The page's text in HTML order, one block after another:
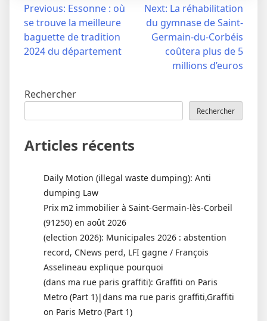
Navigation
l’article
Previous: Essonne : où
se trouve la meilleure
baguette de tradition
2024 du département
Next: La réhabilitation
du gymnase de Saint-
Germain-du-Corbéis
coûtera plus de 5
millions d’euros
Rechercher
Rechercher
Articles récents
Daily Motion (illegal waste dumping): Anti
dumping Law
Prix m2 immobilier à Saint-Germain-lès-Corbeil
(91250) en août 2026
(election 2026): Municipales 2026 : abstention
record, CNews perd, LFI gagne / François
Asselineau explique pourquoi
(dans ma rue paris graffiti): Graffiti on Paris
Metro (Part 1)|dans ma rue paris graffiti,Graffiti
on Paris Metro (Part 1)